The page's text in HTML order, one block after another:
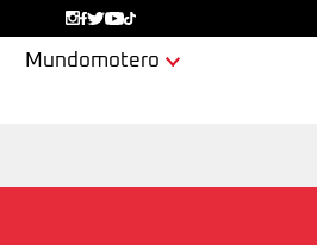
Mundomotero